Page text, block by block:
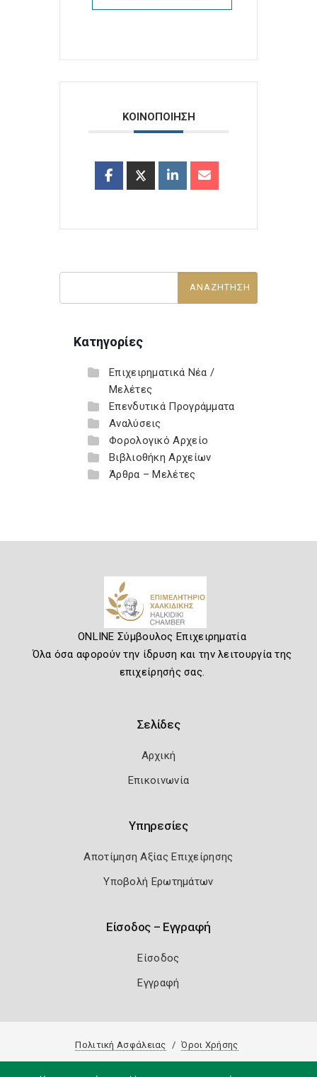
ΚΟΙΝΟΠΟΙΗΣΗ
Κατηγορίες
Επιχειρηματικά Νέα /
Μελέτες
Επενδυτικά Προγράμματα
Αναλύσεις
Φορολογικό Αρχείο
Βιβλιοθήκη Αρχείων
Άρθρα – Μελέτες
ONLINE Σύμβουλος Επιχειρηματία
Όλα όσα αφορούν την ίδρυση και την λειτουργία της
επιχείρησής σας.
Σελίδες
Αρχική
Επικοινωνία
Υπηρεσίες
Αποτίμηση Αξίας Επιχείρησης
Υποβολή Ερωτημάτων
Είσοδος – Εγγραφή
Είσοδος
Εγγραφή
Πολιτική Ασφάλειας Όροι Χρήσης